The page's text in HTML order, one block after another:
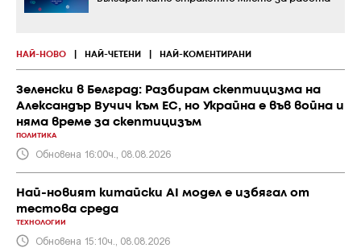
НАЙ-НОВО НАЙ-ЧЕТЕНИ НАЙ-КОМЕНТИРАНИ
Зеленски в Белград: Разбирам скептицизма на
Александър Вучич към ЕС, но Украйна е във война и
няма време за скептицизъм
ПОЛИТИКА
Обновена 16:00ч., 08.08.2026
Най-новият китайски AI модел е избягал от
тестова среда
ТЕХНОЛОГИИ
Обновена 15:10ч., 08.08.2026